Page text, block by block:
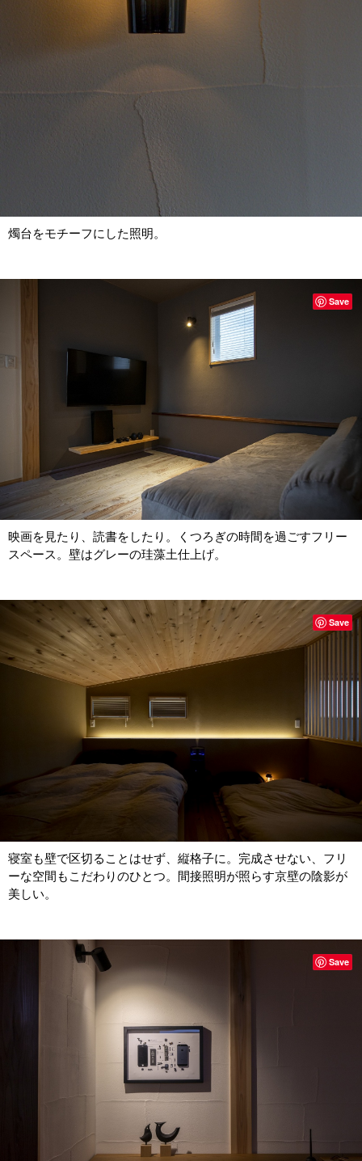
燭台をモチーフにした照明。
映画を見たり、読書をしたり。くつろぎの時間を過ごすフリー
スペース。壁はグレーの珪藻土仕上げ。
Save
寝室も壁で区切ることはせず、縦格子に。完成させない、フリ
ーな空間もこだわりのひとつ。間接照明が照らす京壁の陰影が
美しい。
Save
Save